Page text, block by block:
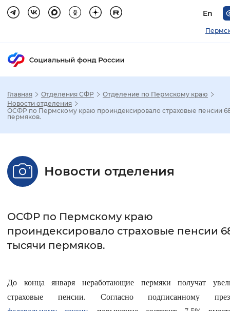
En
Стандартный Увеличенный
Без засечек С засечками
Интервал между буквами
Цвет сайта
Главная Отделения СФР
Отделение по Пермскому краю
Новости отделения
ОСФР по Пермскому краю проиндексировало страховые пенсии
пермяков.
Новости отделения
ОСФР по Пермскому краю
проиндексировало страховые пенсии
тысячи пермяков.
До конца января неработающие пермяки получат
страховые пенсии. Согласно подписанному